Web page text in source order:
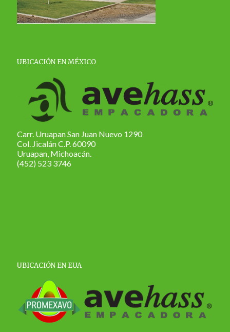
UBICACIÓN EN MÉXICO
Carr. Uruapan San Juan Nuevo 1290
Col. Jicalán C.P. 60090
Uruapan, Michoacán.
(452) 523 3746
UBICACIÓN EN EUA